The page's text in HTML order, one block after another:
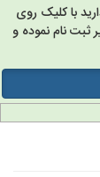
با کلیک روی
نام نموده و